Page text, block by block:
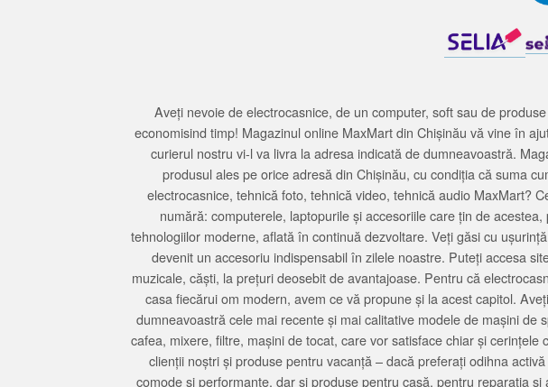
Aveți nevoie de electrocasnice, de un computer, soft sau de
economisind timp! Magazinul online MaxMart din Chișinău vă vine în
curierul nostru vi-l va livra la adresa indicată de dumneavoastră.
produsul ales pe orice adresă din Chișinău, cu condiția că suma
electrocasnice, tehnică foto, tehnică video, tehnică audio MaxMart?
numără: computerele, laptopurile și accesoriile care țin de
tehnologiilor moderne, aflată în continuă dezvoltare. Veți găsi cu
devenit un accesoriu indispensabil în zilele noastre. Puteți accesa
muzicale, căști, la prețuri deosebit de avantajoase. Pentru că
casa fiecărui om modern, avem ce vă propune și la acest capitol.
dumneavoastră cele mai recente și mai calitative modele de mașini
cafea, mixere, filtre, mașini de tocat, care vor satisface chiar și
clienții noștri și produse pentru vacanță – dacă preferați odihna
comode și performante, dar și produse pentru casă, pentru reparația